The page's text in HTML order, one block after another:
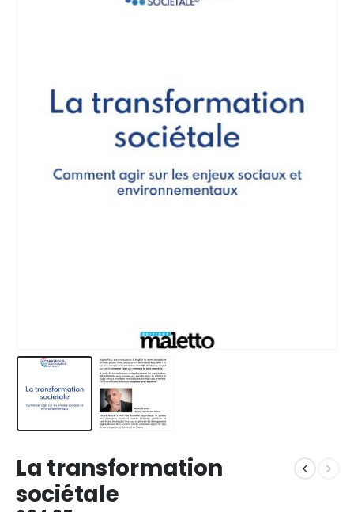
La transformation
sociétale